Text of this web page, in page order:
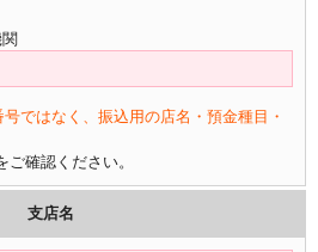
ではなく、振込用の店名・預金種目・
ご確認ください。
支店名